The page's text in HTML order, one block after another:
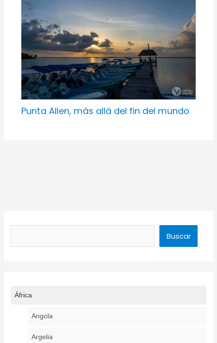
Punta Allen, más allá del fin del mundo
Buscar
África
Angola
Argelia